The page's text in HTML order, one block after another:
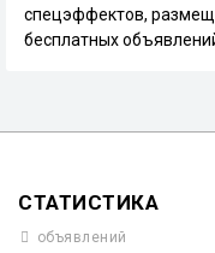
спецэффектов,
бесплатных
СТАТИСТИКА
объявлений